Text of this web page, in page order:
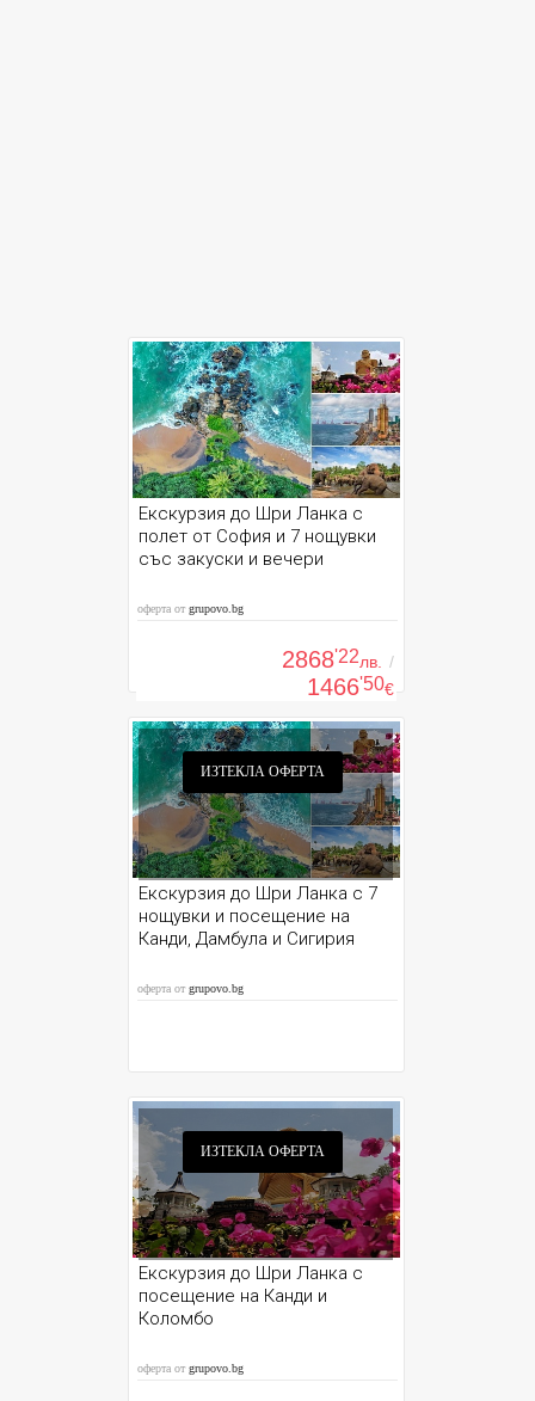
Екскурзия до Шри Ланка с
полет от София и 7 нощувки
със закуски и вечери
оферта отgrupovo.bg
2868'22лв. /
1466'50€
ИЗТЕКЛА ОФЕРТА
Екскурзия до Шри Ланка с 7
нощувки и посещение на
Канди, Дамбула и Сигирия
оферта отgrupovo.bg
ИЗТЕКЛА ОФЕРТА
Екскурзия до Шри Ланка с
посещение на Канди и
Коломбо
оферта отgrupovo.bg